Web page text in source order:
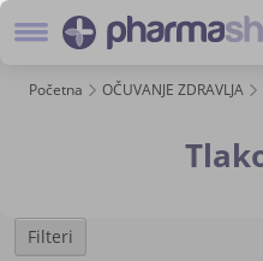
Početna OČUVANJE ZDRAVLJA
Filteri